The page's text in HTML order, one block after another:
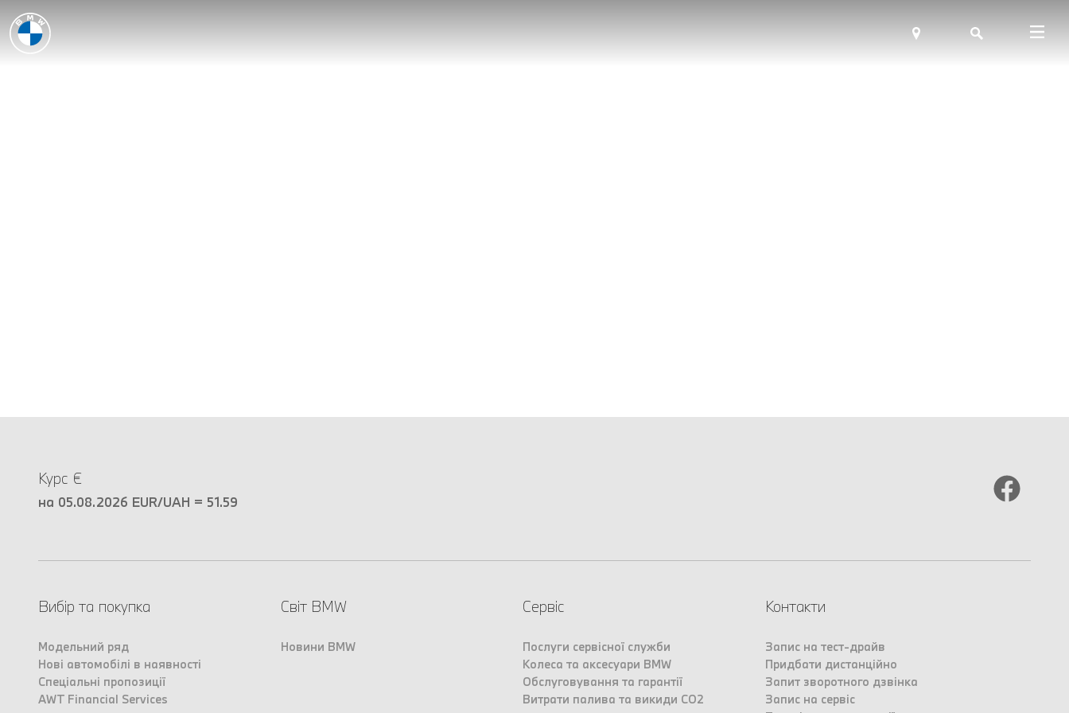
Курс €
на 05.08.2026 EUR/UAH = 51.59
Вибір та покупка
Модельний ряд
Нові автомобілі в наявності
Спеціальні пропозиції
AWT Financial Services
Світ BMW
Новини BMW
Сервіс
Послуги сервісної служби
Колеса та аксесуари BMW
Обслуговування та гарантії
Витрати палива та викиди CO2
Контакти
Запис на тест-драйв
Придбати дистанційно
Запит зворотного дзвінка
Запис на сервіс